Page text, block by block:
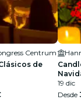
Centrum
de
19 dic
Desde